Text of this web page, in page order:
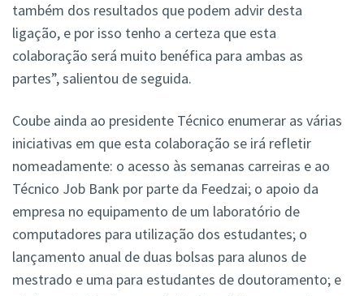
também dos resultados que podem advir desta
ligação, e por isso tenho a certeza que esta
colaboração será muito benéfica para ambas as
partes”, salientou de seguida.
Coube ainda ao presidente Técnico enumerar as várias
iniciativas em que esta colaboração se irá refletir
nomeadamente: o acesso às semanas carreiras e ao
Técnico Job Bank por parte da Feedzai; o apoio da
empresa no equipamento de um laboratório de
computadores para utilização dos estudantes; o
lançamento anual de duas bolsas para alunos de
mestrado e uma para estudantes de doutoramento; e